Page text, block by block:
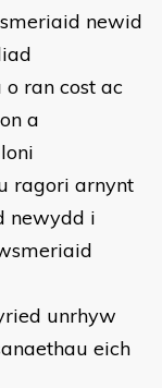
newid
ran cost ac
a
ragori arnynt
newydd i
unrhyw
eich